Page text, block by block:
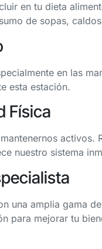
en tu dieta
de sopas,
en las
esta estación.
Física
activos.
nuestro sistema
una amplia gama
para mejorar tu